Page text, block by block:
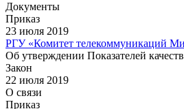
Документы
Приказ
23 июля 2019
РГУ «Комитет телекоммуникаций
Об утверждении Показателей
Закон
22 июля 2019
О связи
Приказ